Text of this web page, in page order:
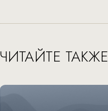
ЧИТАЙТЕ ТАКЖЕ